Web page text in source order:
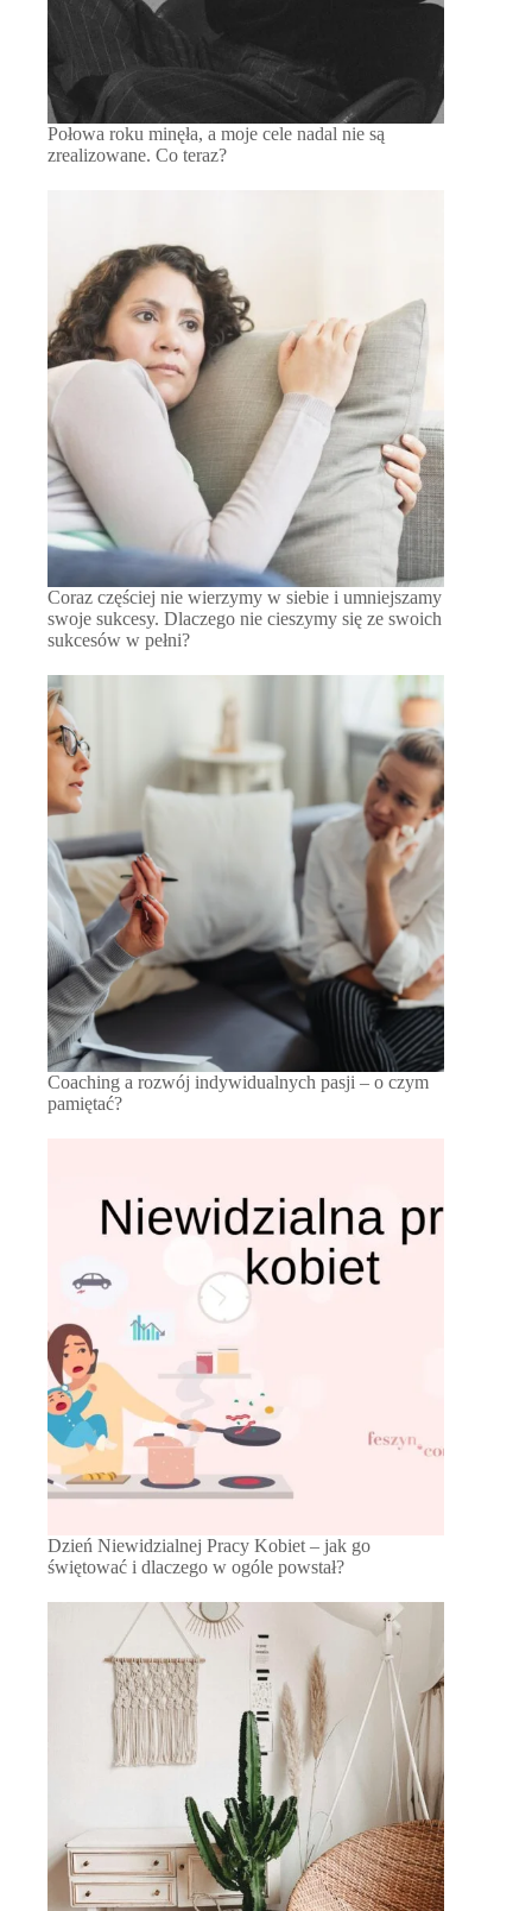
Połowa roku minęła, a moje cele nadal nie są
zrealizowane. Co teraz?
Coraz częściej nie wierzymy w siebie i umniejszamy
swoje sukcesy. Dlaczego nie cieszymy się ze swoich
sukcesów w pełni?
Coaching a rozwój indywidualnych pasji – o czym
pamiętać?
Dzień Niewidzialnej Pracy Kobiet – jak go
świętować i dlaczego w ogóle powstał?